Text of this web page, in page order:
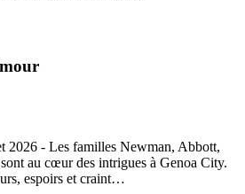
2026 - Les familles Newman, Abbott,
au cœur des intrigues à Genoa City.
espoirs et craint…